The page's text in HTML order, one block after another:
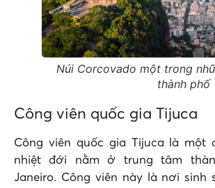
Núi Corcovado một trong
thành phố
Công viên quốc gia Tijuca
Công viên quốc gia Tijuca là một
nhiệt đới nằm ở trung tâm
Janeiro. Công viên này là nơi sinh